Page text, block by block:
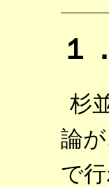
１
杉
論
で